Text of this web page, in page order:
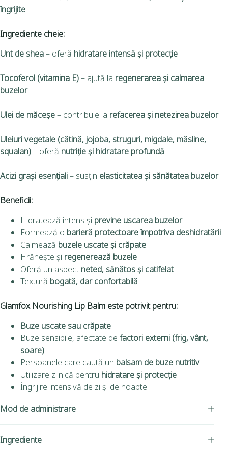
îngrijite.
Ingrediente cheie:
Unt de shea– oferă hidratare intensă și protecție
Tocoferol (vitamina E)– ajută la regenerarea și calmarea
buzelor
Ulei de măceșe– contribuie la refacerea și netezirea buzelor
Uleiuri vegetale (cătină, jojoba, struguri, migdale, măsline,
squalan)– oferă nutriție și hidratare profundă
Acizi grași esențiali– susțin elasticitatea și sănătatea buzelor
Beneficii:
Hidratează intens și previne uscarea buzelor
Formează o barieră protectoare împotriva deshidratării
Calmează buzele uscate și crăpate
Hrănește și regenerează buzele
Oferă un aspect neted, sănătos și catifelat
Textură bogată, dar confortabilă
Glamfox Nourishing Lip Balm este potrivit pentru:
Buze uscate sau crăpate
Buze sensibile, afectate de factori externi (frig, vânt,
soare)
Persoanele care caută un balsam de buze nutritiv
Utilizare zilnică pentru hidratare și protecție
Îngrijire intensivă de zi și de noapte
Mod de administrare
Ingrediente